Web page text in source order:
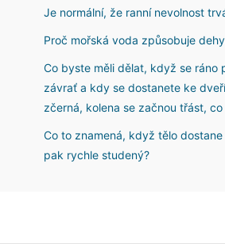
Je normální, že ranní nevolnost
Proč mořská voda způsobuje
Co byste měli dělat, když se ráno
závrať a kdy se dostanete ke
zčerná, kolena se začnou třást,
Co to znamená, když tělo
pak rychle studený?